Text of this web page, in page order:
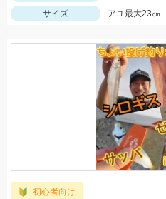
サイズ
アユ最大23㎝
初心者向け